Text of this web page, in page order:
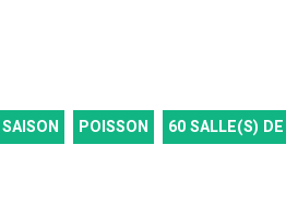
POISSON 60SALLE(S)